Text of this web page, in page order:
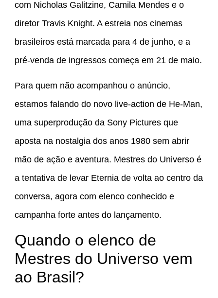
com Nicholas Galitzine, Camila Mendes e o
diretor Travis Knight. A estreia nos cinemas
brasileiros está marcada para 4 de junho, e a
pré-venda de ingressos começa em 21 de maio.
Para quem não acompanhou o anúncio,
estamos falando do novo live-action de He-Man,
uma superprodução da Sony Pictures que
aposta na nostalgia dos anos 1980 sem abrir
mão de ação e aventura. Mestres do Universo é
a tentativa de levar Eternia de volta ao centro da
conversa, agora com elenco conhecido e
campanha forte antes do lançamento.
Quando o elenco de
Mestres do Universo vem
ao Brasil?